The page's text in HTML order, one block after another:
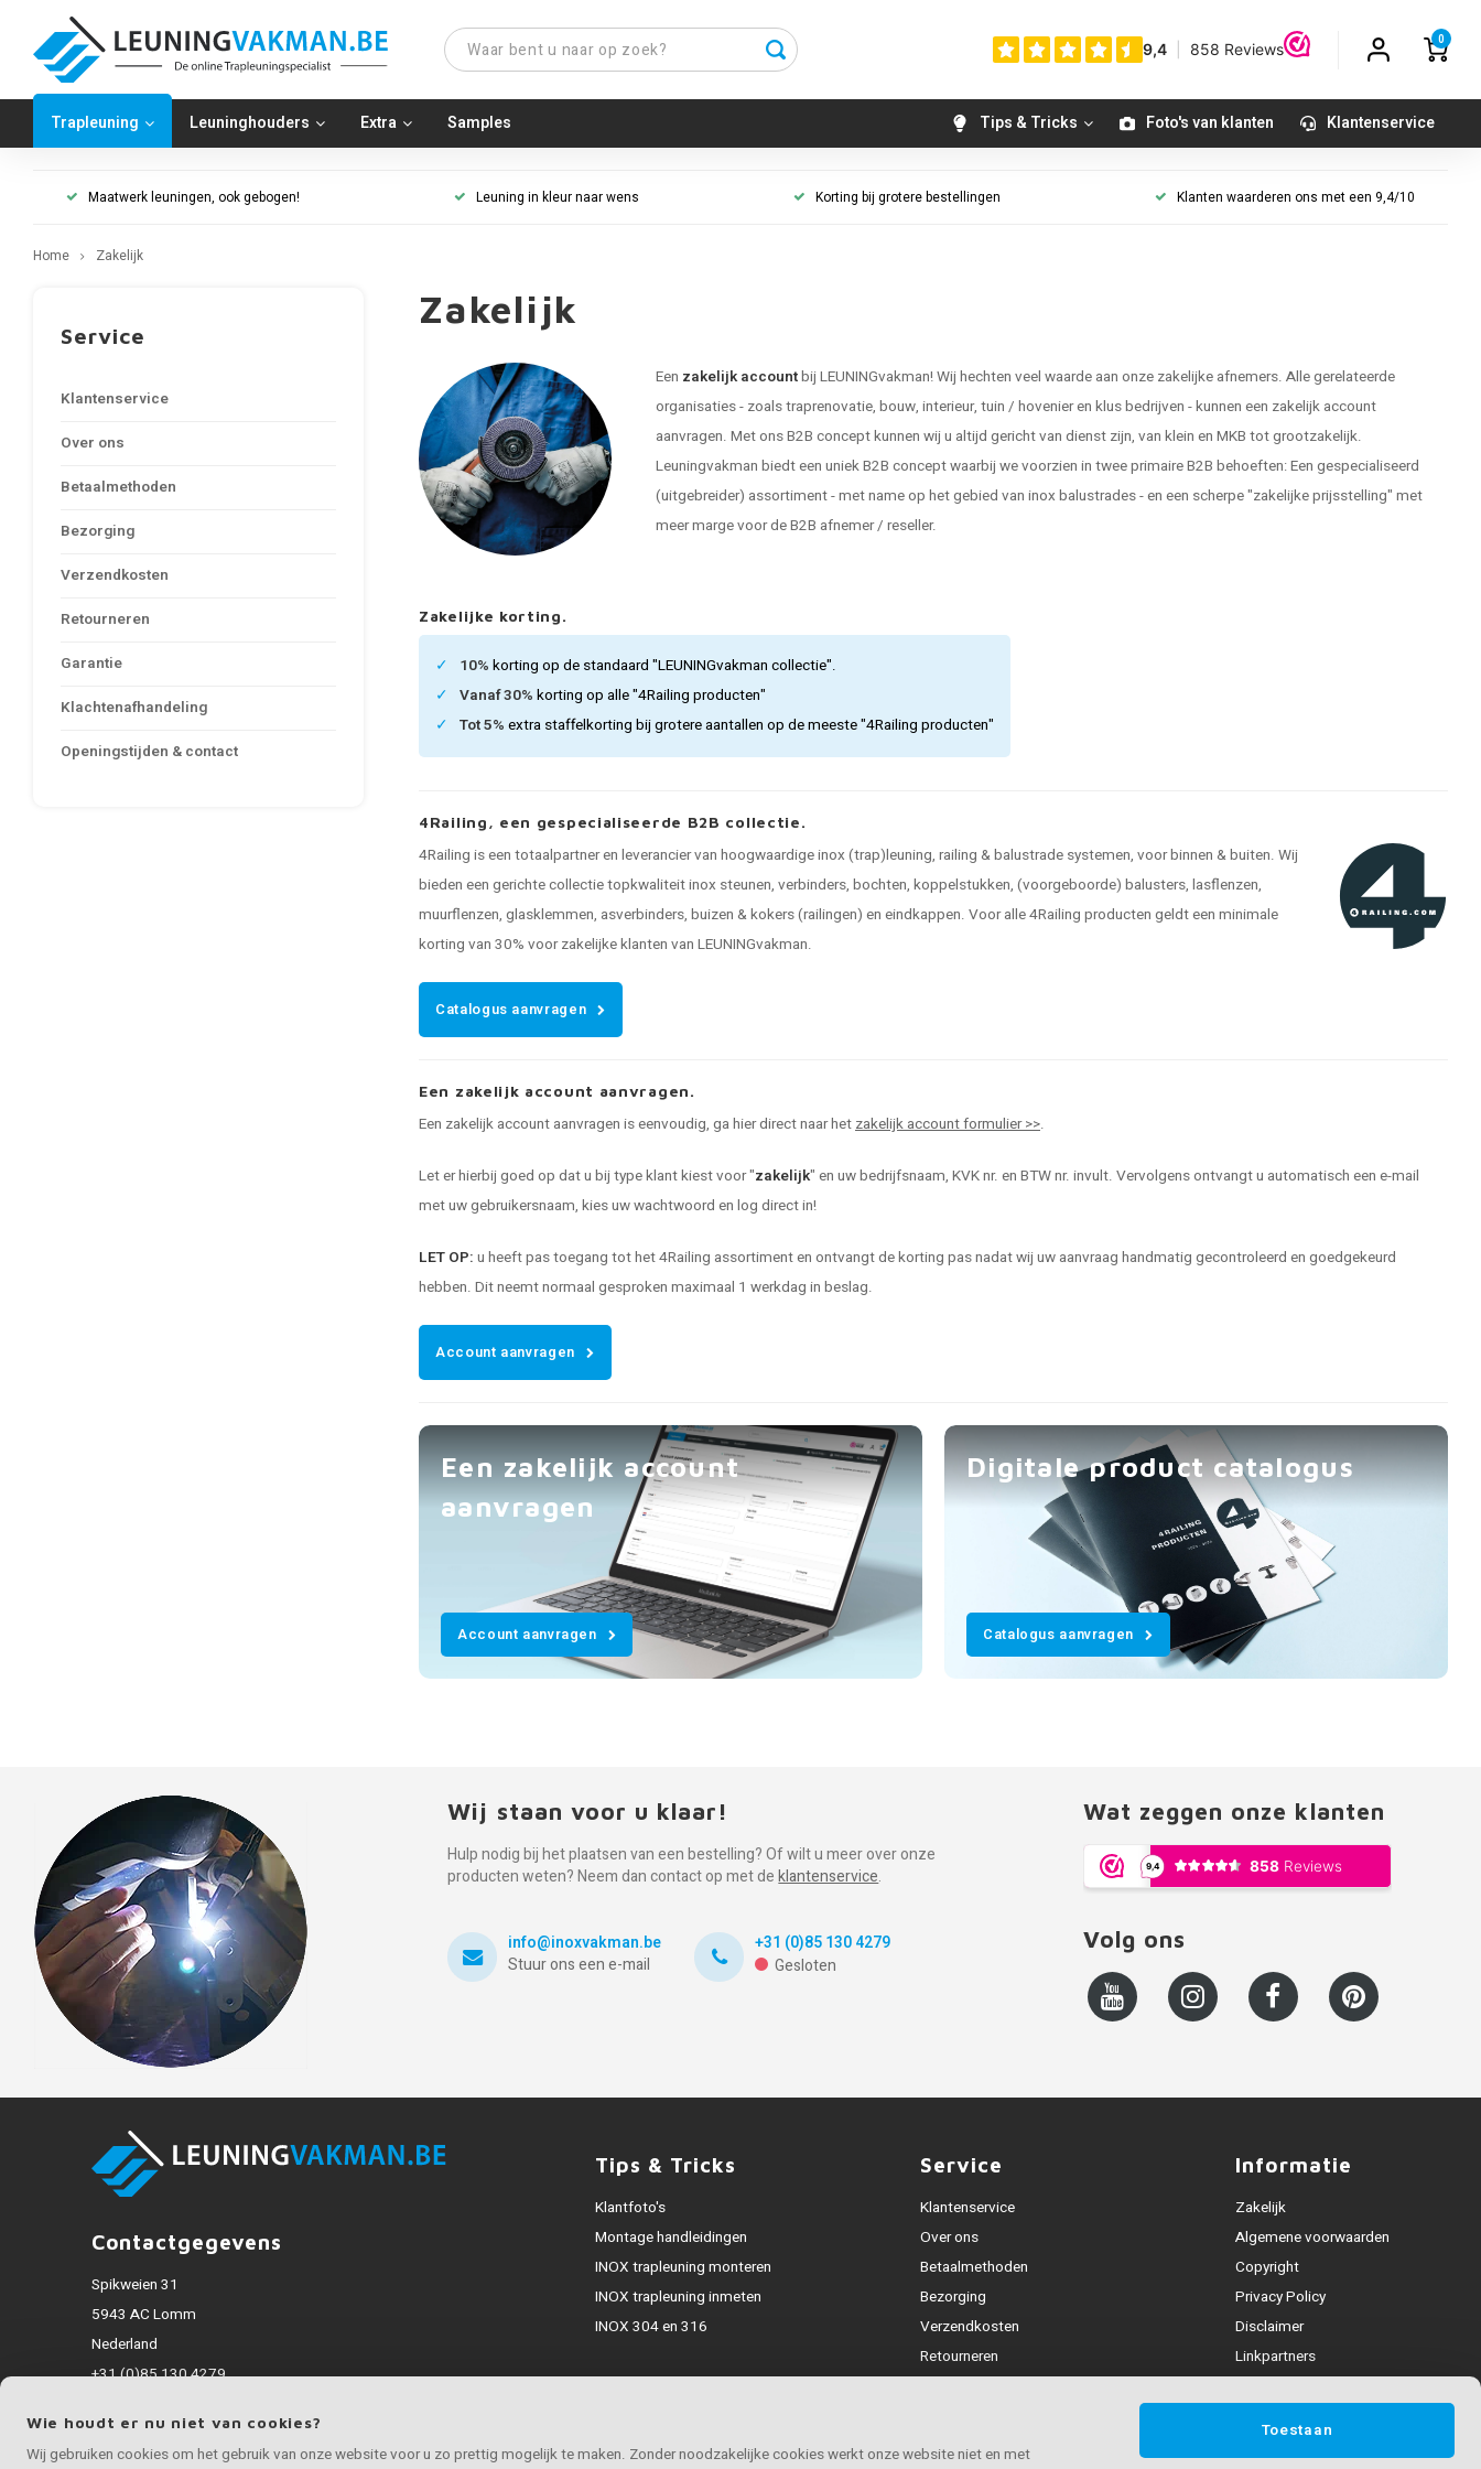
0
Trapleuning Leuninghouders Extra Samples Tips & Tricks Foto's van klanten Klantenservice
Maatwerk leuningen, ook gebogen! Leuning in kleur naar wens Korting bij grotere bestellingen Klanten waarderen ons met een 9,4/10
Home Zakelijk
Service
Klantenservice
Over ons
Betaalmethoden
Bezorging
Verzendkosten
Retourneren
Garantie
Klachtenafhandeling
Openingstijden & contact
Zakelijk
Een zakelijk accountbij LEUNINGvakman! Wij hechten veel waarde aan onze zakelijke afnemers. Alle gerelateerde
organisaties - zoals traprenovatie, bouw, interieur, tuin / hovenier en klus bedrijven - kunnen een zakelijk account
aanvragen. Met ons B2B concept kunnen wij u altijd gericht van dienst zijn, van klein en MKB tot grootzakelijk.
Leuningvakman biedt een uniek B2B concept waarbij we voorzien in twee primaire B2B behoeften: Een gespecialiseerd
(uitgebreider) assortiment - met name op het gebied van inox balustrades - en een scherpe "zakelijke prijsstelling" met
meer marge voor de B2B afnemer / reseller.
Zakelijke korting.
10% korting op de standaard "LEUNINGvakman collectie".
Vanaf 30% korting op alle "4Railing producten"
Tot 5% extra staffelkorting bij grotere aantallen op de meeste "4Railing producten"
4Railing, een gespecialiseerde B2B collectie.
4Railing is een totaalpartner en leverancier van hoogwaardige inox (trap)leuning, railing & balustrade systemen, voor binnen & buiten. Wij
bieden een gerichte collectie topkwaliteit inox steunen, verbinders, bochten, koppelstukken, (voorgeboorde) balusters, lasflenzen,
muurflenzen, glasklemmen, asverbinders, buizen & kokers (railingen) en eindkappen. Voor alle 4Railing producten geldt een minimale
korting van 30% voor zakelijke klanten van LEUNINGvakman.
Catalogus aanvragen
Een zakelijk account aanvragen.
Een zakelijk account aanvragen is eenvoudig, ga hier direct naar hetzakelijk account formulier >>.
Let er hierbij goed op dat u bij type klant kiest voor "zakelijk" en uw bedrijfsnaam, KVK nr. en BTW nr. invult. Vervolgens ontvangt u automatisch een e-mail
met uw gebruikersnaam, kies uw wachtwoord en log direct in!
LET OP: u heeft pas toegang tot het 4Railing assortiment en ontvangt de korting pas nadat wij uw aanvraag handmatig gecontroleerd en goedgekeurd
hebben. Dit neemt normaal gesproken maximaal 1 werkdag in beslag.
Account aanvragen
Een zakelijk account
aanvragen
Account aanvragen
Digitale product catalogus
Catalogus aanvragen
Wij staan voor u klaar!
Hulp nodig bij het plaatsen van een bestelling? Of wilt u meer over onze
producten weten? Neem dan contact op met deklantenservice.
info@inoxvakman.be
Stuur ons een e-mail
+31 (0)85 130 4279
Gesloten
Wat zeggen onze klanten
Volg ons
Contactgegevens
Spikweien 31
5943 AC Lomm
Nederland
+31 (0)85 130 4279
Alle bedragen zijn incl. BTW
Tips & Tricks
Klantfoto's
Montage handleidingen
INOX trapleuning monteren
INOX trapleuning inmeten
INOX 304 en 316
Service
Klantenservice
Over ons
Betaalmethoden
Bezorging
Verzendkosten
Retourneren
Openingstijden & contact
Informatie
Zakelijk
Algemene voorwaarden
Copyright
Privacy Policy
Disclaimer
Linkpartners
Wie houdt er nu niet van cookies?
Wij gebruiken cookies om het gebruik van onze website voor u zo prettig mogelijk te maken. Zonder noodzakelijke cookies werkt onze website niet en met
Toestaan